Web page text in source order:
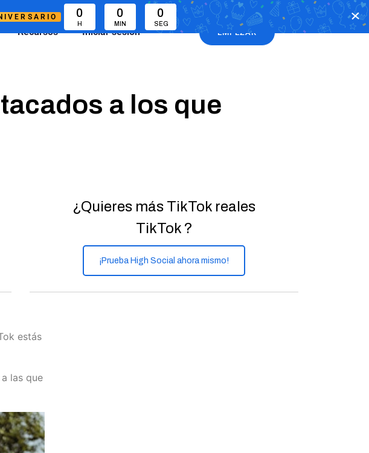
0
H
0
MIN
0
SEG
Recursos Iniciar sesión EMPEZAR
a los que
¿Quieres más TikTok reales
TikTok ?
¡Prueba High Social ahora mismo!
estás
las que